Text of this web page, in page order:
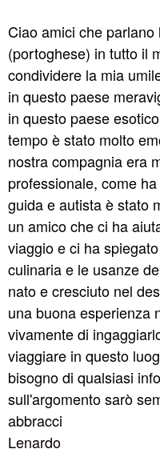
Ciao amici che parlano
(portoghese) in tutto il
condividere la mia
in questo paese
in questo paese
tempo è stato molto
nostra compagnia era
professionale, come
guida e autista è stato
un amico che ci ha
viaggio e ci ha
culinaria e le usanze
nato e cresciuto nel
una buona esperienza
vivamente di
viaggiare in questo
bisogno di qualsiasi
sull'argomento sarò
abbracci
Lenardo